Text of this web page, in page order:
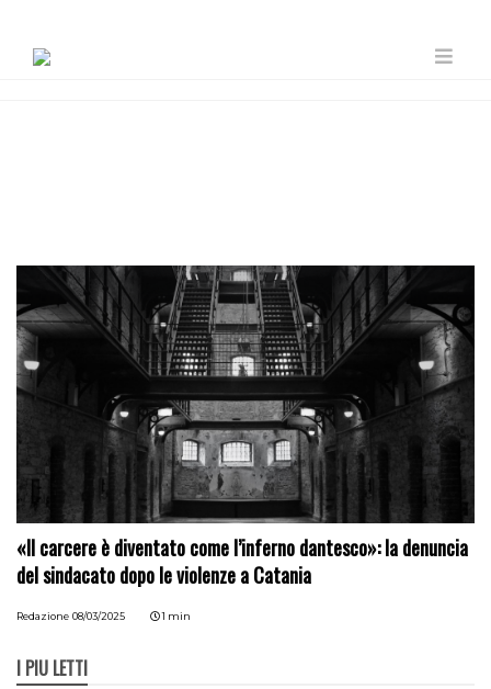
«Il carcere è diventato come l’inferno dantesco»: la denuncia
del sindacato dopo le violenze a Catania
Redazione 08/03/2025 1 min
I PIÙ LETTI